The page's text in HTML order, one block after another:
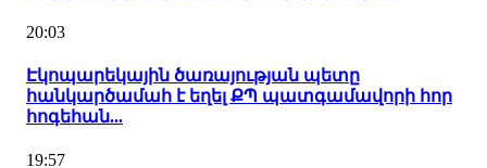
20:03
Էկոպարեկային ծառայության պետը
հանկարծամահ է եղել ՔՊ պատգամավորի հոր
հոգեհան...
19:57